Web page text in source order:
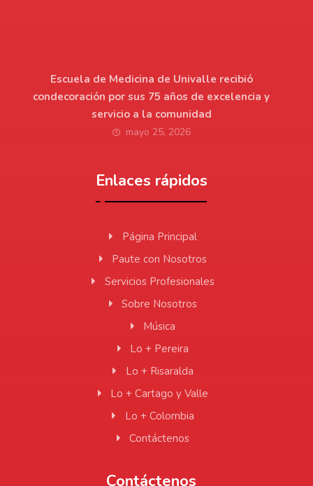
Escuela de Medicina de Univalle recibió
condecoración por sus 75 años de excelencia y
servicio a la comunidad
mayo 25, 2026
Enlaces rápidos
Página Principal
Paute con Nosotros
Servicios Profesionales
Sobre Nosotros
Música
Lo + Pereira
Lo + Risaralda
Lo + Cartago y Valle
Lo + Colombia
Contáctenos
Contáctenos